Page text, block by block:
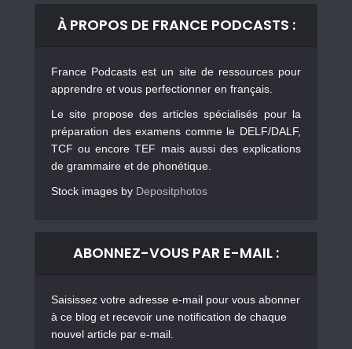
À PROPOS DE FRANCE PODCASTS :
France Podcasts est un site de ressources pour
apprendre et vous perfectionner en français.
Le site propose des articles spécialisés pour la
préparation des examens comme le DELF/DALF,
TCF ou encore TEF mais aussi des explications
de grammaire et de phonétique.
Stock images by Depositphotos
ABONNEZ-VOUS PAR E-MAIL :
Saisissez votre adresse e-mail pour vous abonner
à ce blog et recevoir une notification de chaque
nouvel article par e-mail.